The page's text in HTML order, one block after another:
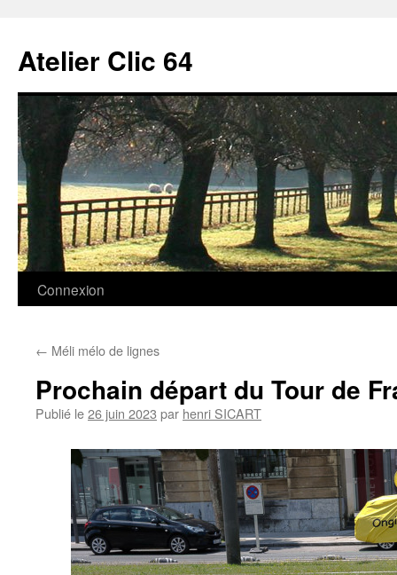
contenu
Atelier Clic 64
Connexion
← Méli mélo de lignes
Prochain départ du Tour de
Publié le26 juin 2023 par henri SICART